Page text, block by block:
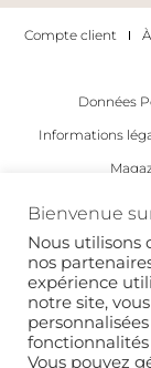
Compte client
Données
Informations
Les occasions
Copyright
Bienvenue
Nous utilisons
nos
expérience
notre site,
fonctionnalités
Vous pouvez